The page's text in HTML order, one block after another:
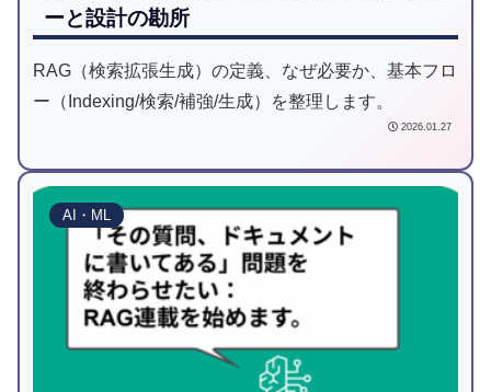
ーと設計の勘所
RAG（検索拡張生成）の定義、なぜ必要か、基本フロ
ー（Indexing/検索/補強/生成）を整理します。
2026.01.27
AI・ML